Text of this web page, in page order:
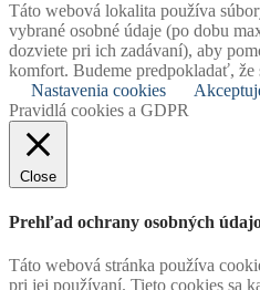
Táto webová lokalita používa
vybrané osobné údaje (po dobu
dozviete pri ich zadávaní), aby
komfort. Budeme predpokladať, že
Nastavenia cookies
Pravidlá cookies a GDPR
Close
Prehľad ochrany osobných
Táto webová stránka používa
pri jej používaní. Tieto cookies sa